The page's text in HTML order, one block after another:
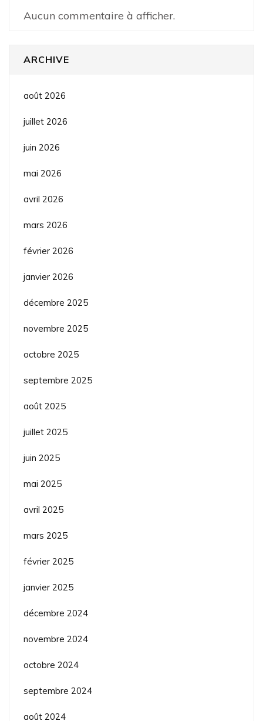
Aucun commentaire à afficher.
ARCHIVE
août 2026
juillet 2026
juin 2026
mai 2026
avril 2026
mars 2026
février 2026
janvier 2026
décembre 2025
novembre 2025
octobre 2025
septembre 2025
août 2025
juillet 2025
juin 2025
mai 2025
avril 2025
mars 2025
février 2025
janvier 2025
décembre 2024
novembre 2024
octobre 2024
septembre 2024
août 2024